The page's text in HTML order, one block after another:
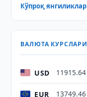
Кўпроқ
ВАЛЮТА КУРСЛАРИ
USD
EUR